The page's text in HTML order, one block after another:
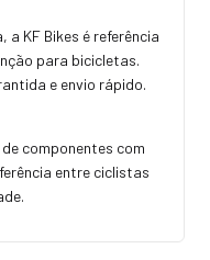
a KF Bikes é referência
para bicicletas.
e envio rápido.
componentes com
entre ciclistas